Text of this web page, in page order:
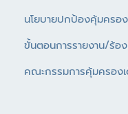
นโยบายปกป้องคุ้มครอ
ขั้นตอนการรายงาน/ร้อง
คณะกรรมการคุ้มครอง